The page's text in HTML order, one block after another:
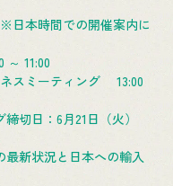
本時間での開催案内に
11:00
ーティング 13:00
：6月21日（火）
新状況と日本への輸入